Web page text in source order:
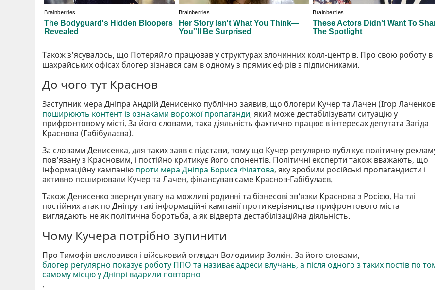
Також зʼясувалось, що Потеряйло працював у структурах злочинних колл-центрів. Про свою роботу в
шахрайських офісах блогер зізнався сам в одному з прямих ефірів з підписниками.
До чого тут Краснов
Заступник мера Дніпра Андрій Денисенко публічно заявив, що блогери Кучер та Лачен (Ігор
поширюють контент із ознаками ворожої пропаганди, який може дестабілізувати ситуацію у
прифронтовому місті. За його словами, така діяльність фактично працює в інтересах депутата Загіда
Краснова (Габібулаєва).
За словами Денисенка, для таких заяв є підстави, тому що Кучер регулярно публікує політичну
повʼязану з Красновим, і постійно критикує його опонентів. Політичні експерти також вважають, що
інформаційну кампанію проти мера Дніпра Бориса Філатова, яку зробили російські пропагандисти і
активно поширювали Кучер та Лачен, фінансував саме Краснов-Габібулаєв.
Також Денисенко звернув увагу на можливі родинні та бізнесові звʼязки Краснова з Росією. На тлі
постійних атак по Дніпру такі інформаційні кампанії проти керівництва прифронтового міста
виглядають не як політична боротьба, а як відверта дестабілізаційна діяльність.
Чому Кучера потрібно зупинити
Про Тимофія висловився і військовий оглядач Володимир Золкін. За його словами,
блогер регулярно показує роботу ППО та називає адреси влучань, а після одного з таких постів по
самому місцю у Дніпрі вдарили повторно
.